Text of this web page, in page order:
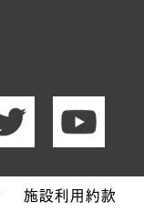
施設利用約款